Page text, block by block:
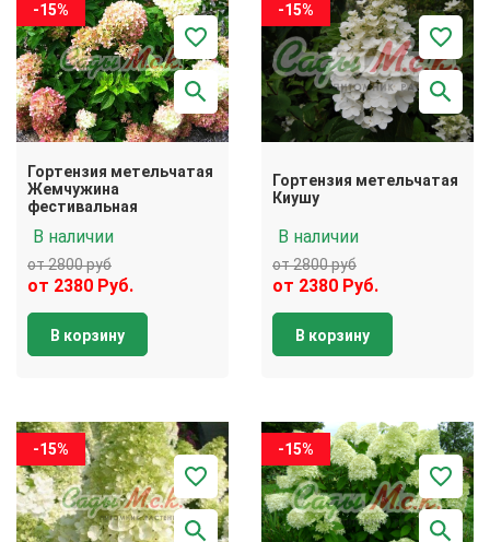
-15%
Гортензия метельчатая
Жемчужина
фестивальная
В наличии
от 2800 руб
от 2380 Руб.
В корзину
-15%
Гортензия метельчатая
Киушу
В наличии
от 2800 руб
от 2380 Руб.
В корзину
-15% -15%